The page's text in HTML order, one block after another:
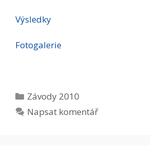
Výsledky
Fotogalerie
Rubriky
Závody 2010
Napsat komentář